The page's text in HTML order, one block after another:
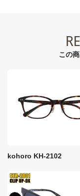
この
kohoro KH-2102